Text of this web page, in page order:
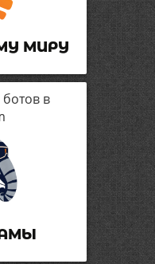
МИРУ
в